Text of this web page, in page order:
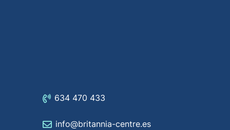
634 470 433
info@britannia-centre.es